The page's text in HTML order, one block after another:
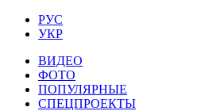
РУС
УКР
ВИДЕО
ФОТО
ПОПУЛЯРНЫЕ
СПЕЦПРОЕКТЫ